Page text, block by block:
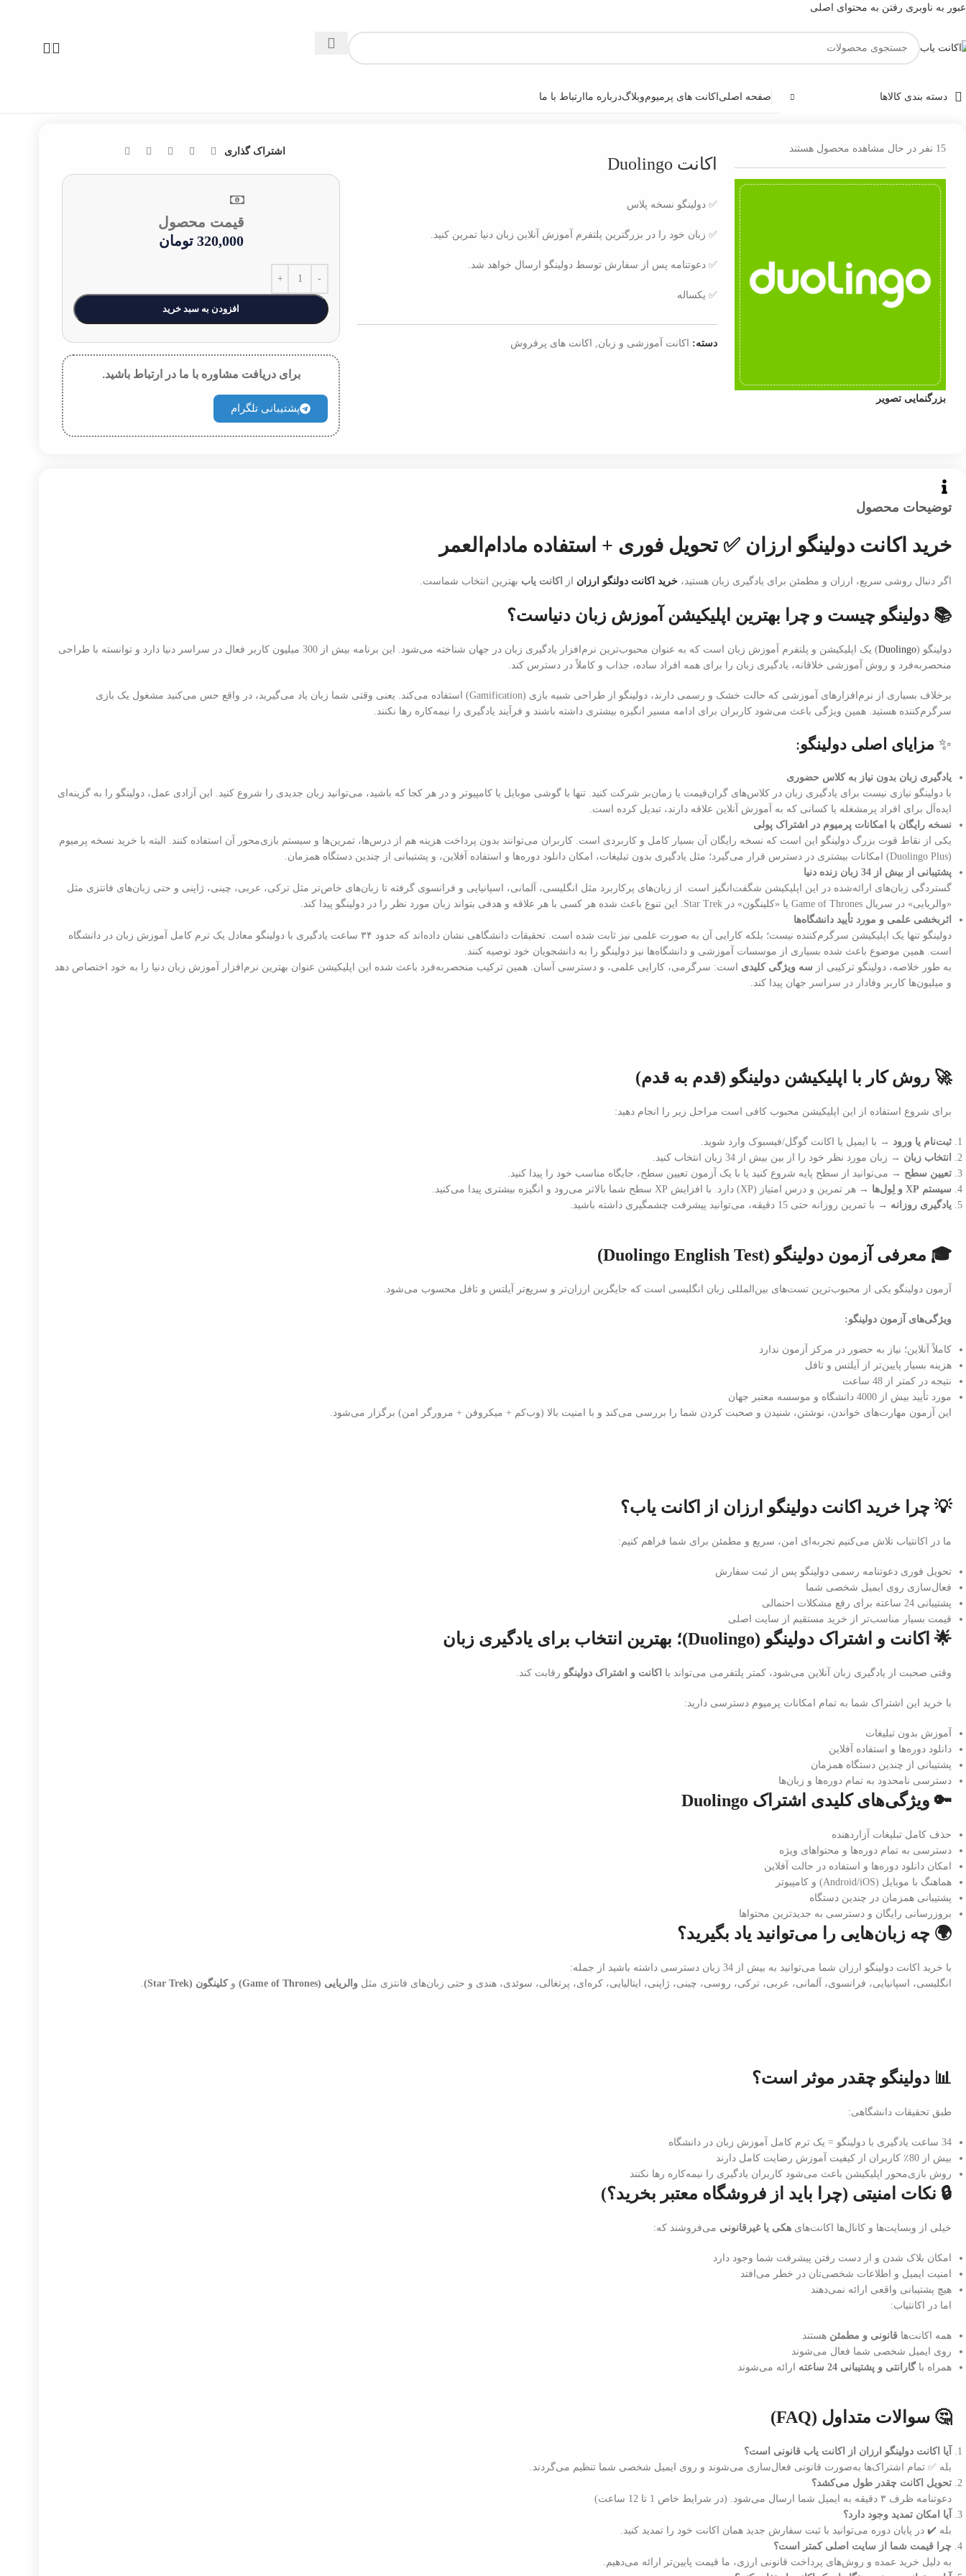
عبور به ناوبری رفتن به محتوای اصلی
دسته بندی کالاها صفحه اصلی اکانت های پرمیوموبلاگدرباره ما ارتباط با ما
15 نفر در حال مشاهده محصول هستند
بزرگنمایی تصویر
اکانت Duolingo
✅ دولینگو نسخه پلاس
✅ زبان خود را در بزرگترین پلتفرم آموزش آنلاین زبان دنیا تمرین کنید.
✅ دعوتنامه پس از سفارش توسط دولینگو ارسال خواهد شد.
✅ یکساله
دسته: اکانت آموزشی و زبان, اکانت های پرفروش
اشتراک گذاری
قیمت محصول
320,000 تومان
افزودن به سبد خرید
برای دریافت مشاوره با ما در ارتباط باشید.
پشتیبانی تلگرام
توضیحات محصول
خرید اکانت دولینگو ارزان ✅ تحویل فوری + استفاده مادام‌العمر
اگر دنبال روشی سریع، ارزان و مطمئن برای یادگیری زبان هستید، خرید اکانت دولنگو ارزان از اکانت یاب بهترین انتخاب شماست.
📚 دولینگو چیست و چرا بهترین اپلیکیشن آموزش زبان دنیاست؟
دولینگو (Duolingo
) یک اپلیکیشن و پلتفرم آموزش زبان است که به عنوان محبوب‌ترین نرم‌افزار یادگیری زبان در جهان شناخته می‌شود. این برنامه بیش از 300 میلیون کاربر فعال در سراسر دنیا دارد و توانسته با طراحی
منحصر‌به‌فرد و روش آموزشی خلاقانه، یادگیری زبان را برای همه افراد ساده، جذاب و کاملاً در دسترس کند.
برخلاف بسیاری از نرم‌افزارهای آموزشی که حالت خشک و رسمی دارند، دولینگو از طراحی شبیه بازی (Gamification) استفاده می‌کند. یعنی وقتی شما زبان یاد می‌گیرید، در واقع حس می‌کنید مشغول یک بازی
سرگرم‌کننده هستید. همین ویژگی باعث می‌شود کاربران برای ادامه مسیر انگیزه بیشتری داشته باشند و فرآیند یادگیری را نیمه‌کاره رها نکنند.
✨ مزایای اصلی دولینگو:
یادگیری زبان بدون نیاز به کلاس حضوری
با دولینگو نیازی نیست برای یادگیری زبان در کلاس‌های گران‌قیمت یا زمان‌بر شرکت کنید. تنها با گوشی موبایل یا کامپیوتر و در هر کجا که باشید، می‌توانید زبان جدیدی را شروع کنید. این آزادی عمل، دولینگو را به گزینه‌ای
ایده‌آل برای افراد پرمشغله یا کسانی که به آموزش آنلاین علاقه دارند، تبدیل کرده است.
نسخه رایگان با امکانات پرمیوم در اشتراک پولی
یکی از نقاط قوت بزرگ دولینگو این است که نسخه رایگان آن بسیار کامل و کاربردی است. کاربران می‌توانند بدون پرداخت هزینه هم از درس‌ها، تمرین‌ها و سیستم بازی‌محور آن استفاده کنند. البته با خرید نسخه پرمیوم
(Duolingo Plus) امکانات بیشتری در دسترس قرار می‌گیرد؛ مثل یادگیری بدون تبلیغات، امکان دانلود دوره‌ها و استفاده آفلاین، و پشتیبانی از چندین دستگاه همزمان.
پشتیبانی از بیش از 34 زبان زنده دنیا
گستردگی زبان‌های ارائه‌شده در این اپلیکیشن شگفت‌انگیز است. از زبان‌های پرکاربرد مثل انگلیسی، آلمانی، اسپانیایی و فرانسوی گرفته تا زبان‌های خاص‌تر مثل ترکی، عربی، چینی، ژاپنی و حتی زبان‌های فانتزی مثل
«والریایی» در سریال Game of Thrones یا «کلینگون» در Star Trek. این تنوع باعث شده هر کسی با هر علاقه و هدفی بتواند زبان مورد نظر را در دولینگو پیدا کند.
اثربخشی علمی و مورد تأیید دانشگاه‌ها
دولینگو تنها یک اپلیکیشن سرگرم‌کننده نیست؛ بلکه کارایی آن به صورت علمی نیز ثابت شده است. تحقیقات دانشگاهی نشان داده‌اند که حدود ۳۴ ساعت یادگیری با دولینگو معادل یک ترم کامل آموزش زبان در دانشگاه
است. همین موضوع باعث شده بسیاری از موسسات آموزشی و دانشگاه‌ها نیز دولینگو را به دانشجویان خود توصیه کنند.
به طور خلاصه، دولینگو ترکیبی از سه ویژگی کلیدی است: سرگرمی، کارایی علمی، و دسترسی آسان. همین ترکیب منحصربه‌فرد باعث شده این اپلیکیشن عنوان بهترین نرم‌افزار آموزش زبان دنیا را به خود اختصاص دهد
و میلیون‌ها کاربر وفادار در سراسر جهان پیدا کند.
🚀 روش کار با اپلیکیشن دولینگو (قدم به قدم)
برای شروع استفاده از این اپلیکیشن محبوب کافی است مراحل زیر را انجام دهید:
ثبت‌نام یا ورود → با ایمیل یا اکانت گوگل/فیسبوک وارد شوید.
انتخاب زبان → زبان مورد نظر خود را از بین بیش از 34 زبان انتخاب کنید.
تعیین سطح → می‌توانید از سطح پایه شروع کنید یا با یک آزمون تعیین سطح، جایگاه مناسب خود را پیدا کنید.
سیستم XP و لِول‌ها
→ هر تمرین و درس امتیاز (XP) دارد. با افزایش XP سطح شما بالاتر می‌رود و انگیزه بیشتری پیدا می‌کنید.
یادگیری روزانه → با تمرین روزانه حتی 15 دقیقه، می‌توانید پیشرفت چشمگیری داشته باشید.
🎓 معرفی آزمون دولینگو (Duolingo English Test)
آزمون دولینگو یکی از محبوب‌ترین تست‌های بین‌المللی زبان انگلیسی است که جایگزین ارزان‌تر و سریع‌تر آیلتس و تافل محسوب می‌شود.
ویژگی‌های آزمون دولینگو:
کاملاً آنلاین؛ نیاز به حضور در مرکز آزمون ندارد
هزینه بسیار پایین‌تر از آیلتس و تافل
نتیجه در کمتر از 48 ساعت
مورد تأیید بیش از 4000 دانشگاه و موسسه معتبر جهان
این آزمون مهارت‌های خواندن، نوشتن، شنیدن و صحبت کردن شما را بررسی می‌کند و با امنیت بالا (وب‌کم + میکروفن + مرورگر امن) برگزار می‌شود.
💡 چرا خرید اکانت دولینگو ارزان از اکانت یاب؟
ما در اکانتیاب تلاش می‌کنیم تجربه‌ای امن، سریع و مطمئن برای شما فراهم کنیم:
تحویل فوری دعوتنامه رسمی دولینگو پس از ثبت سفارش
فعال‌سازی روی ایمیل شخصی شما
پشتیبانی 24 ساعته برای رفع مشکلات احتمالی
قیمت بسیار مناسب‌تر از خرید مستقیم از سایت اصلی
🌟 اکانت و اشتراک دولینگو (Duolingo)؛ بهترین انتخاب برای یادگیری زبان
وقتی صحبت از یادگیری زبان آنلاین می‌شود، کمتر پلتفرمی می‌تواند با اکانت و اشتراک دولینگو رقابت کند.
با خرید این اشتراک شما به تمام امکانات پرمیوم دسترسی دارید:
آموزش بدون تبلیغات
دانلود دوره‌ها و استفاده آفلاین
پشتیبانی از چندین دستگاه همزمان
دسترسی نامحدود به تمام دوره‌ها و زبان‌ها
🔑 ویژگی‌های کلیدی اشتراک Duolingo
حذف کامل تبلیغات آزاردهنده
دسترسی به تمام دوره‌ها و محتواهای ویژه
امکان دانلود دوره‌ها و استفاده در حالت آفلاین
هماهنگ با موبایل (Android/iOS) و کامپیوتر
پشتیبانی همزمان در چندین دستگاه
بروزرسانی رایگان و دسترسی به جدیدترین محتواها
🌍 چه زبان‌هایی را می‌توانید یاد بگیرید؟
با خرید اکانت دولینگو ارزان شما می‌توانید به بیش از 34 زبان دسترسی داشته باشید از جمله:
انگلیسی، اسپانیایی، فرانسوی، آلمانی، عربی، ترکی، روسی، چینی، ژاپنی، ایتالیایی، کره‌ای، پرتغالی، سوئدی، هندی و حتی زبان‌های فانتزی مثل والریایی (Game of Thrones) و کلینگون (Star Trek) .
📊 دولینگو چقدر موثر است؟
طبق تحقیقات دانشگاهی:
34 ساعت یادگیری با دولینگو = یک ترم کامل آموزش زبان در دانشگاه
بیش از 80٪ کاربران از کیفیت آموزش رضایت کامل دارند
روش بازی‌محور اپلیکیشن باعث می‌شود کاربران یادگیری را نیمه‌کاره رها نکنند
🔒 نکات امنیتی (چرا باید از فروشگاه معتبر بخرید؟)
خیلی از وبسایت‌ها و کانال‌ها اکانت‌های هکی یا غیرقانونی می‌فروشند که:
امکان بلاک شدن و از دست رفتن پیشرفت شما وجود دارد
امنیت ایمیل و اطلاعات شخصی‌تان در خطر می‌افتد
هیچ پشتیبانی واقعی ارائه نمی‌دهند
اما در اکانتیاب:
همه اکانت‌ها قانونی و مطمئن هستند
روی ایمیل شخصی شما فعال می‌شوند
همراه با گارانتی و پشتیبانی 24 ساعته ارائه می‌شوند
🤔 سوالات متداول (FAQ)
آیا اکانت دولینگو ارزان از اکانت یاب قانونی است؟
بله ✅ تمام اشتراک‌ها به‌صورت قانونی فعال‌سازی می‌شوند و روی ایمیل شخصی شما تنظیم می‌گردند.
تحویل اکانت چقدر طول می‌کشد؟
دعوتنامه ظرف ۳ دقیقه به ایمیل شما ارسال می‌شود. (در شرایط خاص 1 تا 12 ساعت)
آیا امکان تمدید وجود دارد؟
بله ✔️ در پایان دوره می‌توانید با ثبت سفارش جدید همان اکانت خود را تمدید کنید.
چرا قیمت شما از سایت اصلی کمتر است؟
به دلیل خرید عمده و روش‌های پرداخت قانونی ارزی، ما قیمت پایین‌تر ارائه می‌دهیم.